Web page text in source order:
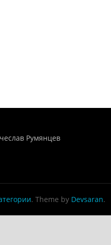
Румянцев
. Theme by Devsaran.